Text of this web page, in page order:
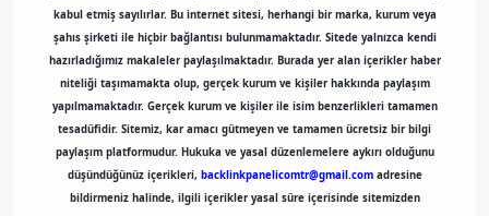
kabul etmiş sayılırlar. Bu internet sitesi, herhangi bir marka, kurum veya
şahıs şirketi ile hiçbir bağlantısı bulunmamaktadır. Sitede yalnızca kendi
hazırladığımız makaleler paylaşılmaktadır. Burada yer alan içerikler haber
niteliği taşımamakta olup, gerçek kurum ve kişiler hakkında paylaşım
yapılmamaktadır. Gerçek kurum ve kişiler ile isim benzerlikleri tamamen
tesadüfidir. Sitemiz, kar amacı gütmeyen ve tamamen ücretsiz bir bilgi
paylaşım platformudur. Hukuka ve yasal düzenlemelere aykırı olduğunu
düşündüğünüz içerikleri, backlinkpanelicomtr@gmail.comadresine
bildirmeniz halinde, ilgili içerikler yasal süre içerisinde sitemizden